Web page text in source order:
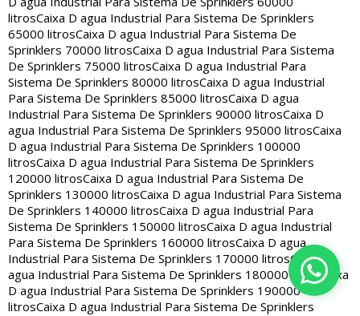
litrosCaixa D agua Industrial Para Sistema De Sprinklers
65000 litrosCaixa D agua Industrial Para Sistema De
Sprinklers 70000 litrosCaixa D agua Industrial Para Sistema
De Sprinklers 75000 litrosCaixa D agua Industrial Para
Sistema De Sprinklers 80000 litrosCaixa D agua Industrial
Para Sistema De Sprinklers 85000 litrosCaixa D agua
Industrial Para Sistema De Sprinklers 90000 litrosCaixa D
agua Industrial Para Sistema De Sprinklers 95000 litrosCaixa
D agua Industrial Para Sistema De Sprinklers 100000
litrosCaixa D agua Industrial Para Sistema De Sprinklers
120000 litrosCaixa D agua Industrial Para Sistema De
Sprinklers 130000 litrosCaixa D agua Industrial Para Sistema
De Sprinklers 140000 litrosCaixa D agua Industrial Para
Sistema De Sprinklers 150000 litrosCaixa D agua Industrial
Para Sistema De Sprinklers 160000 litrosCaixa D agua
Industrial Para Sistema De Sprinklers 170000 litrosCaixa D
agua Industrial Para Sistema De Sprinklers 180000 litrosCaixa
D agua Industrial Para Sistema De Sprinklers 190000
litrosCaixa D agua Industrial Para Sistema De Sprinklers